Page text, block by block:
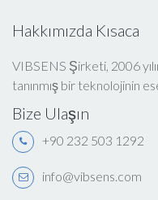
Hakkımızda Kısaca
VIBSENS Şirketi, 2006
tanınmış bir teknolojinin
Bize Ulaşın
+90 232 503 1292
info@vibsens.com